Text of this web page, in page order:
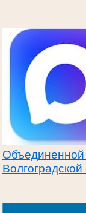
Волгоградской